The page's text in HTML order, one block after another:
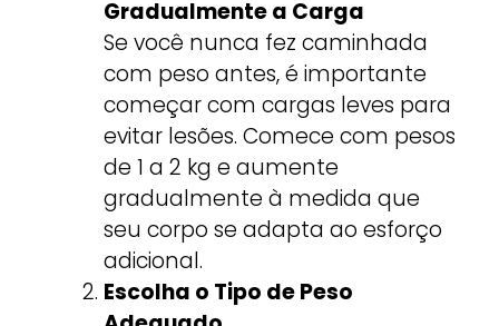
Gradualmente a Carga
Se você nunca fez caminhada
com peso antes, é importante
começar com cargas leves para
evitar lesões. Comece com pesos
de 1 a 2 kg e aumente
gradualmente à medida que
seu corpo se adapta ao esforço
adicional.
Escolha o Tipo de Peso